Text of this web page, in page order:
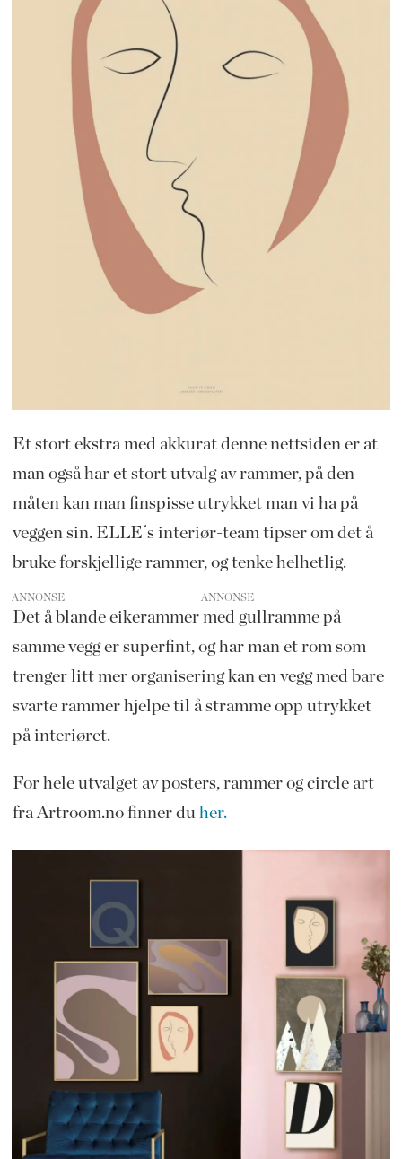
Et stort ekstra med akkurat denne nettsiden er at
man også har et stort utvalg av rammer, på den
måten kan man finspisse utrykket man vi ha på
veggen sin. ELLE´s interiør-team tipser om det å
bruke forskjellige rammer, og tenke helhetlig.
ANNONSE
Det å blande eikerammer med gullramme på
samme vegg er superfint, og har man et rom som
trenger litt mer organisering kan en vegg med bare
svarte rammer hjelpe til å stramme opp utrykket
på interiøret.
For hele utvalget av posters, rammer og circle art
fra Artroom.no finner du her.